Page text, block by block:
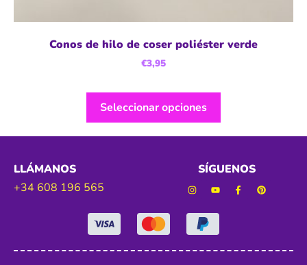
Conos de hilo de coser poliéster verde
€3,95
Seleccionar opciones
LLÁMANOS
+34 608 196 565
SÍGUENOS